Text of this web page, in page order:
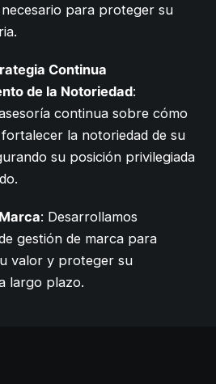
para proteger su
Continua
de la Notoriedad:
continua sobre cómo
la notoriedad de su
su posición privilegiada
: Desarrollamos
gestión de marca para
valor y proteger su
largo plazo.